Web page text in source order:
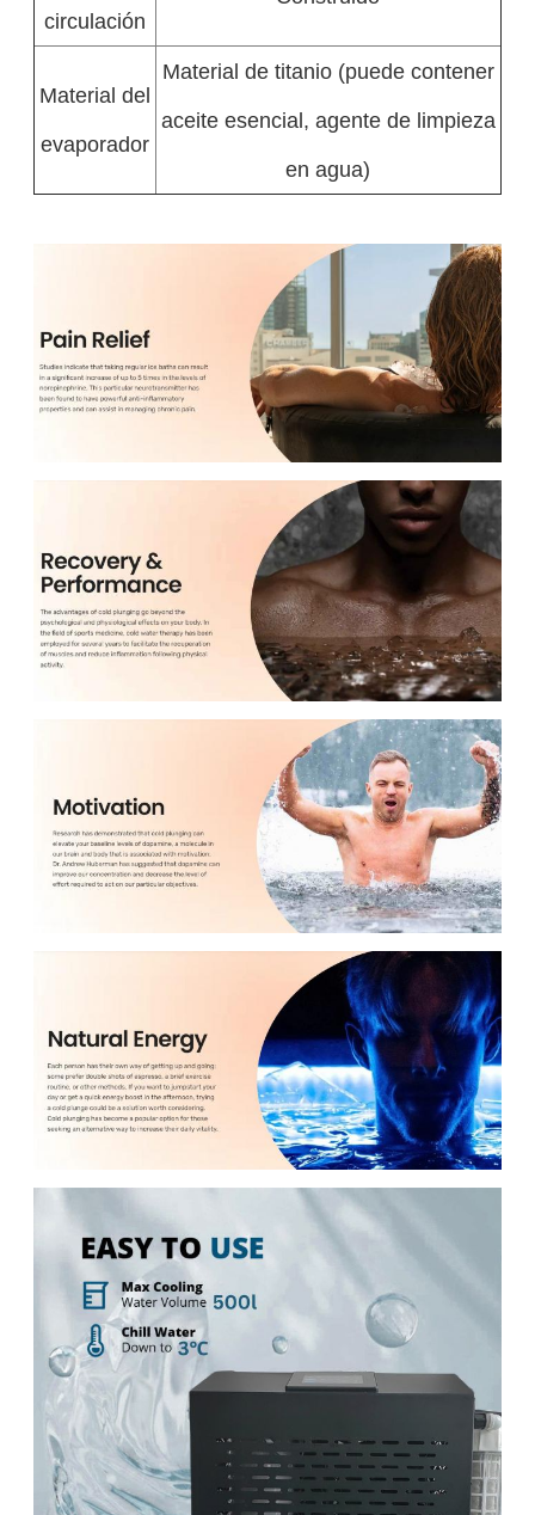
circulación
Material del
evaporador
Material de titanio (puede contener
aceite esencial, agente de limpieza
en agua)